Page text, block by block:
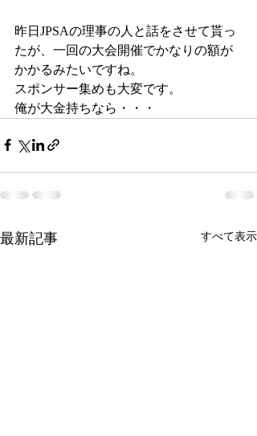
昨日JPSAの理事の人と話をさせて貰っ
たが、一回の大会開催でかなりの額が
かかるみたいですね。
スポンサー集めも大変です。
俺が大金持ちなら・・・
最新記事 すべて表示